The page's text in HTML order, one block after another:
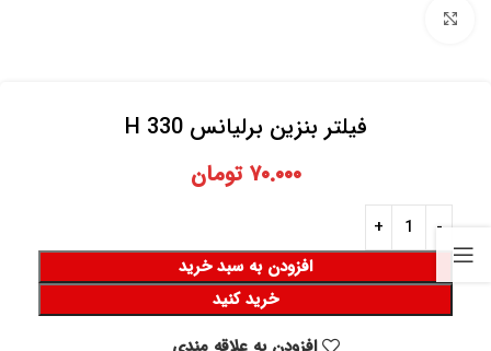
فیلتر بنزین برلیانس 330 H
۷۰.۰۰۰ تومان
افزودن به سبد خرید
خرید کنید